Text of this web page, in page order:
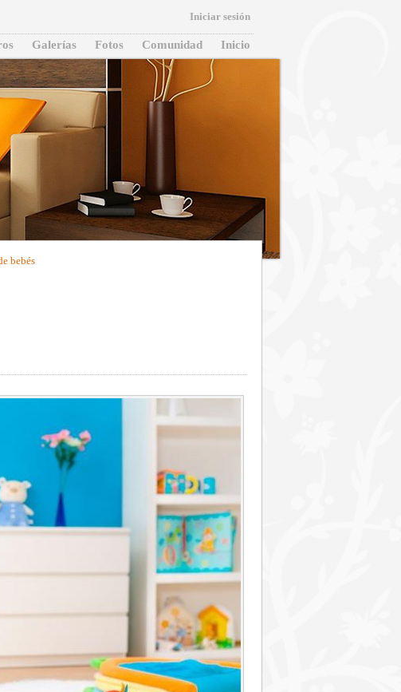
Iniciar sesión
Galerías Fotos Comunidad Inicio
bebés